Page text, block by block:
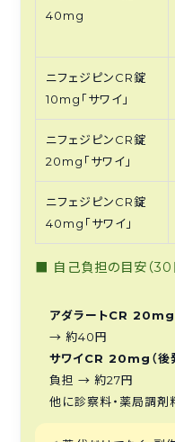
40mg
ニフェジピンCR錠
10mg「サワイ」
ニフェジピンCR錠
20mg「サワイ」
ニフェジピンCR錠
40mg「サワイ」
■ 自己負担の目安（30
アダラートCR 20mg
→ 約40円
サワイCR 20mg（後
負担 → 約27円
他に診察料・薬局調剤